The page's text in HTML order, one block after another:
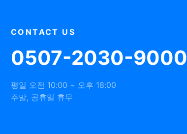
CONTACT US
0507-2030-9000
평일 오전 10:00 ~ 오후 18:00
주말, 공휴일 휴무